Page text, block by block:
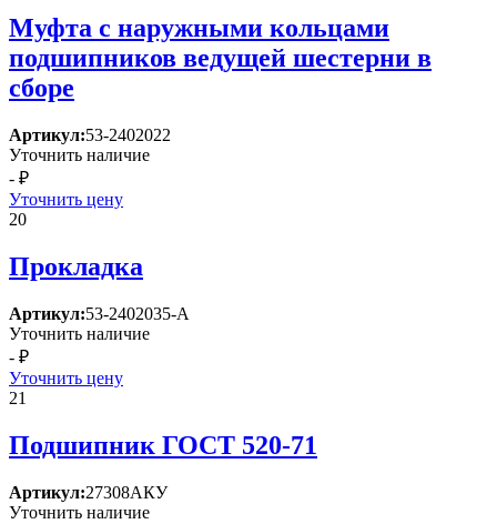
Муфта с наружными кольцами
подшипников ведущей шестерни в
сборе
Артикул:53-2402022
Уточнить наличие
- ₽
Уточнить цену
20
Прокладка
Артикул:53-2402035-А
Уточнить наличие
- ₽
Уточнить цену
21
Подшипник ГОСТ 520-71
Артикул:27308АКУ
Уточнить наличие